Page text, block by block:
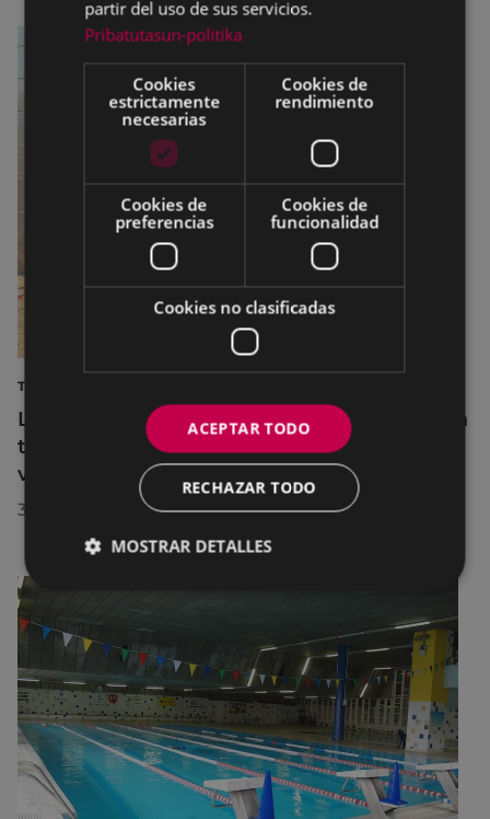
TURISMO
La diputada Azahara Domínguez destaca la
transformación turística de Eibar en su
visita a la localidad
30/07/2026
partir del uso de sus servicios.
Pribatutasun-politika
Cookies
estrictamente
necesarias
Cookies de
rendimiento
Cookies de
preferencias
Cookies de
funcionalidad
Cookies no clasificadas
ACEPTAR TODO
RECHAZAR TODO
MOSTRAR DETALLES